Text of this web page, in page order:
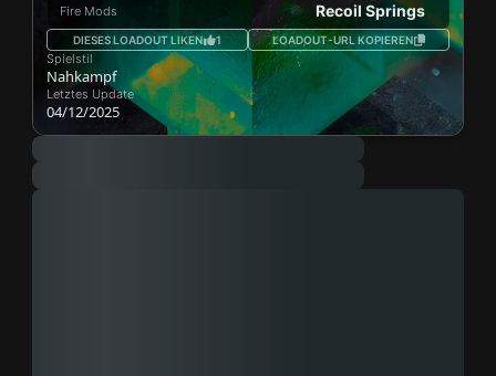
Fire Mods Recoil Springs
DIESES LOADOUT LIKEN 1 LOADOUT-URL KOPIEREN
Spielstil
Nahkampf
Letztes Update
04/12/2025